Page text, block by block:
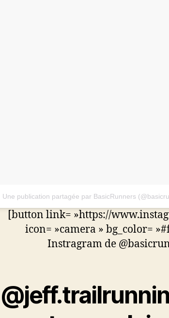
Une publication partagée par BasicRunners
[button link= »https://
icon= »camera » bg_color=
Instragram de